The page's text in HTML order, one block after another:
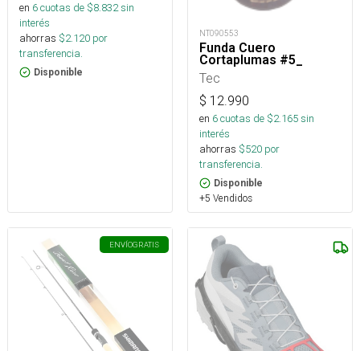
en 6cuotas de $8.832sin
interés
ahorras $2.120 por
transferencia.
Disponible
NT090553
Funda Cuero
Cortaplumas #5_
Tec
$ 12.990
en 6cuotas de $2.165sin
interés
ahorras $520 por
transferencia.
Disponible
+5 Vendidos
ENVÍOGRATIS